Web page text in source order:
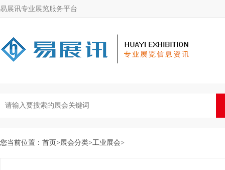
易展讯专业展览服务平台
您当前位置： 首页>展会分类>工业展会>